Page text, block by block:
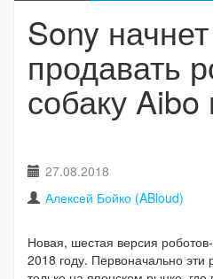
Sony начнет
продавать
собаку
27.08.2018
Алексей Бойко (ABloud)
Новая, шестая версия
2018 году. Первоначально